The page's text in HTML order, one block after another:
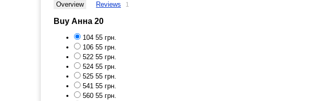
Overview Reviews 1
Buy Анна 20
104 55 грн.
106 55 грн.
522 55 грн.
524 55 грн.
525 55 грн.
541 55 грн.
560 55 грн.